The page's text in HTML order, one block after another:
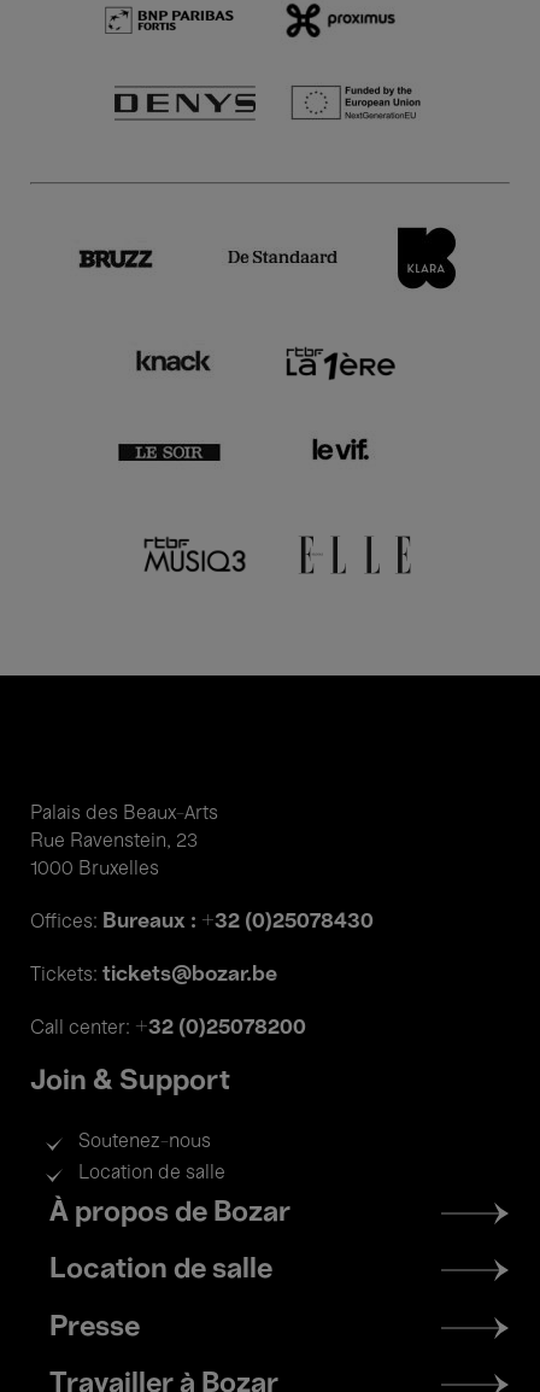
Palais des Beaux-Arts
Rue Ravenstein, 23
1000 Bruxelles
Offices: Bureaux : +32 (0)25078430
Tickets: tickets@bozar.be
Call center: +32 (0)25078200
Join & Support
Soutenez-nous
Location de salle
Footer
menu
À propos de Bozar
Location de salle
Presse
Travailler à Bozar